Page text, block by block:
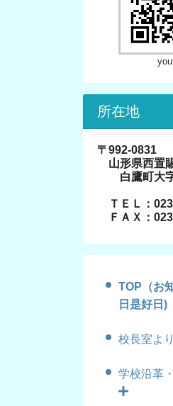
所在地
〒992-0831
山形県西置
白鷹町大字
ＴＥＬ：
ＦＡＸ：
TOP（お
日是好日)
校長室より
学校沿革